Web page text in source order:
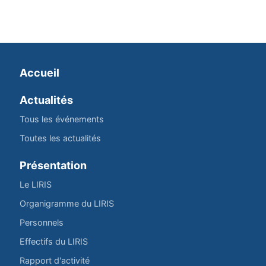
Accueil
Actualités
Tous les événements
Toutes les actualités
Présentation
Le LIRIS
Organigramme du LIRIS
Personnels
Effectifs du LIRIS
Rapport d'activité